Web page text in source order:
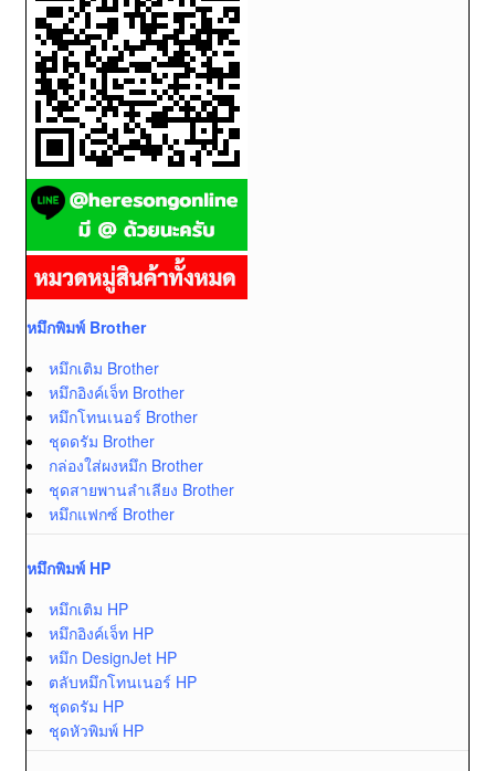
หมึกพิมพ์ Brother
หมึกเติม Brother
หมึกอิงค์เจ็ท Brother
หมึกโทนเนอร์ Brother
ชุดดรัม Brother
กล่องใส่ผงหมึก Brother
ชุดสายพานลำเลียง Brother
หมึกแฟกซ์ Brother
หมึกพิมพ์ HP
หมึกเติม HP
หมึกอิงค์เจ็ท HP
หมึก DesignJet HP
ตลับหมึกโทนเนอร์ HP
ชุดดรัม HP
ชุดหัวพิมพ์ HP